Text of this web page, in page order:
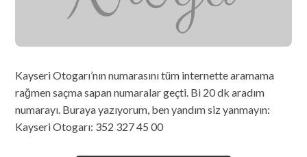
Kayseri Otogarı’nın numarasını tüm internette aramama
rağmen saçma sapan numaralar geçti. Bi 20 dk aradım
numarayı. Buraya yazıyorum, ben yandım siz yanmayın:
Kayseri Otogarı: 352 327 45 00